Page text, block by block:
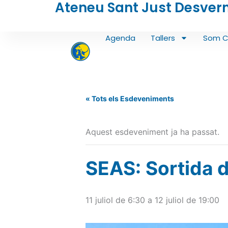
Ateneu Sant Just
Agenda Tallers Som
« Tots els Esdeveniments
Aquest esdeveniment ja ha passat.
SEAS: Sortida
11 juliol de 6:30 a 12 juliol de 19:00